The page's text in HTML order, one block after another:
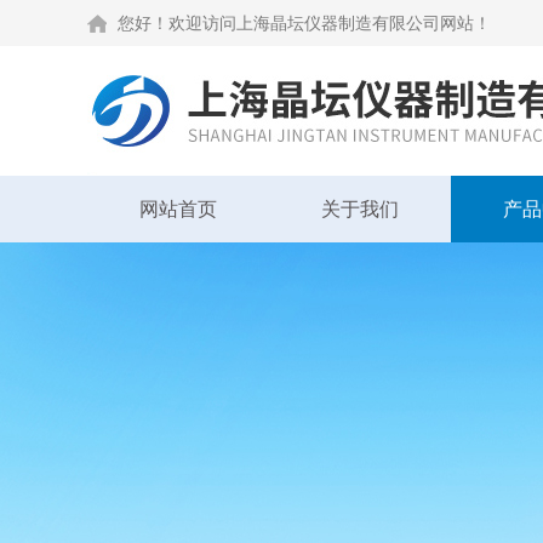
您好！欢迎访问上海晶坛仪器制造有限公司网站！
网站首页 关于我们 产